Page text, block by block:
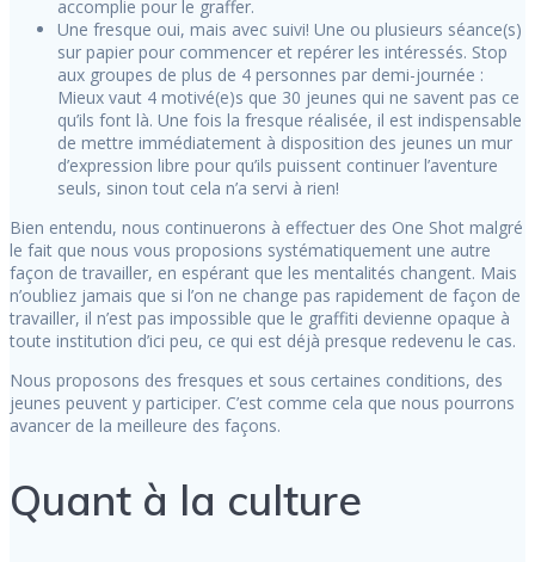
accomplie pour le graffer.
Une fresque oui, mais avec suivi! Une ou plusieurs séance(s)
sur papier pour commencer et repérer les intéressés. Stop
aux groupes de plus de 4 personnes par demi-journée :
Mieux vaut 4 motivé(e)s que 30 jeunes qui ne savent pas ce
qu’ils font là. Une fois la fresque réalisée, il est indispensable
de mettre immédiatement à disposition des jeunes un mur
d’expression libre pour qu’ils puissent continuer l’aventure
seuls, sinon tout cela n’a servi à rien!
Bien entendu, nous continuerons à effectuer des One Shot malgré
le fait que nous vous proposions systématiquement une autre
façon de travailler, en espérant que les mentalités changent. Mais
n’oubliez jamais que si l’on ne change pas rapidement de façon de
travailler, il n’est pas impossible que le graffiti devienne opaque à
toute institution d’ici peu, ce qui est déjà presque redevenu le cas.
Nous proposons des fresques et sous certaines conditions, des
jeunes peuvent y participer. C’est comme cela que nous pourrons
avancer de la meilleure des façons.
Quant à la culture